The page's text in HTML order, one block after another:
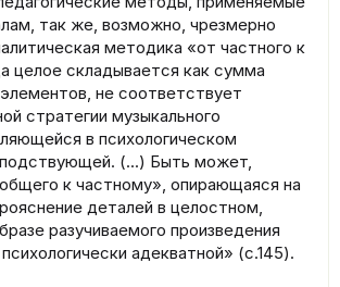
так же, возможно, чрезмерно
методика «от частного к
целое складывается как сумма
не соответствует
стратегии музыкального
в психологическом
(...) Быть может,
к частному», опирающаяся на
деталей в целостном,
разучиваемого произведения
адекватной» (с.145).